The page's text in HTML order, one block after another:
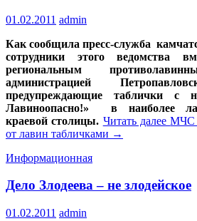
01.02.2011 admin
Как сообщила пресс-служба
сотрудники этого ведомства
региональным
администрацией
предупреждающие таблички с
Лавиноопасно!» в наиболее
краевой столицы. Читать далееМЧС
от лавин табличками →
Информационная
Дело Злодеева – не злодейское
01.02.2011 admin